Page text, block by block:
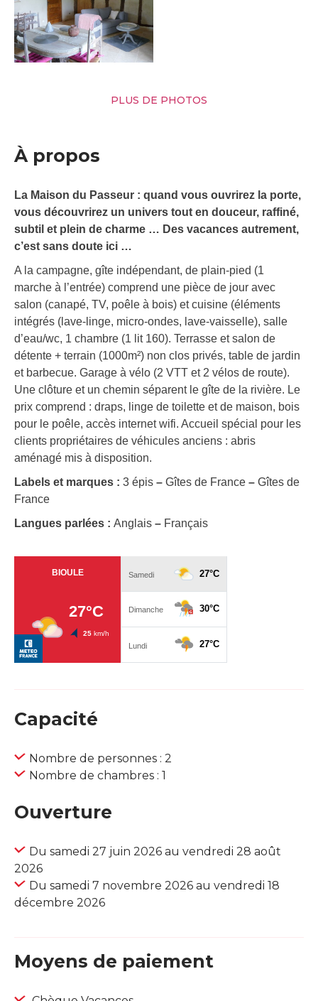
PLUS DE PHOTOS
À propos
La Maison du Passeur : quand vous ouvrirez la porte,
vous découvrirez un univers tout en douceur, raffiné,
subtil et plein de charme … Des vacances autrement,
c’est sans doute ici …
A la campagne, gîte indépendant, de plain-pied (1
marche à l’entrée) comprend une pièce de jour avec
salon (canapé, TV, poêle à bois) et cuisine (éléments
intégrés (lave-linge, micro-ondes, lave-vaisselle), salle
d’eau/wc, 1 chambre (1 lit 160). Terrasse et salon de
détente + terrain (1000m²) non clos privés, table de jardin
et barbecue. Garage à vélo (2 VTT et 2 vélos de route).
Une clôture et un chemin séparent le gîte de la rivière. Le
prix comprend : draps, linge de toilette et de maison, bois
pour le poêle, accès internet wifi. Accueil spécial pour les
clients propriétaires de véhicules anciens : abris
aménagé mis à disposition.
Labels et marques : 3 épis – Gîtes de France – Gîtes de
France
Langues parlées : Anglais – Français
Capacité
Nombre de personnes : 2
Nombre de chambres : 1
Ouverture
Du samedi 27 juin 2026 au vendredi 28 août
2026
Du samedi 7 novembre 2026 au vendredi 18
décembre 2026
Moyens de paiement